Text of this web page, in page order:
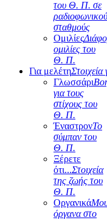
του Θ. Π. σε
σταθμούς
Ομιλίες
ομιλίες του
Θ. Π.
Για μελέτη
Γλωσσάρι
για τους
στίχους του
Θ. Π.
ΈναστρονΤο
σύμπαν του
Θ. Π.
Ξέρετε
ότι...Στοιχεία
της ζωής του
Θ. Π.
Οργανικά
όργανα στο